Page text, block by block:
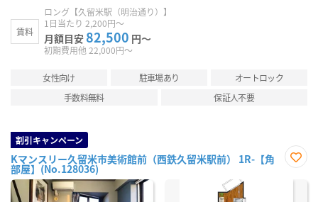
賃料
ロング【久留米駅（明治通り）】
1日当たり 2,200円～
月額目安 82,500 円～
初期費用他 22,000円～
女性向け 駐車場あり
オートロック
手数料無料
保証人不要
割引キャンペーン
Kマンスリー久留米市美術館前（西鉄久留米駅前） 1R-【角
部屋】(No.128036)
に入